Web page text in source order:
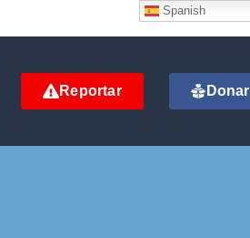
Reportar Donar
Spanish